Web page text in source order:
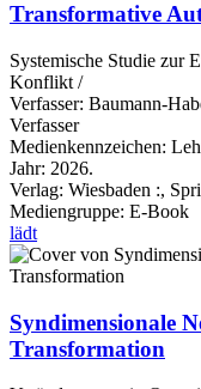
Transformative
Systemische Studie zur
Konflikt /
Verfasser: Baumann-
Verfasser
Medienkennzeichen:
Jahr: 2026.
Verlag: Wiesbaden :,
Mediengruppe: E-Book
lädt
Syndimensionale
Transformation